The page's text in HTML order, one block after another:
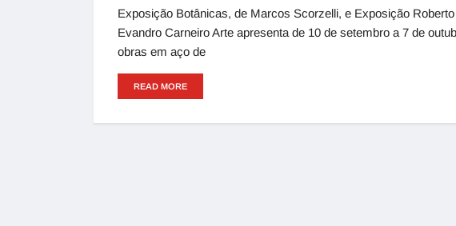
Exposição Botânicas, de Marcos Scorzelli, e Exposição
Evandro Carneiro Arte apresenta de 10 de setembro a 7 de
obras em aço de
READ MORE